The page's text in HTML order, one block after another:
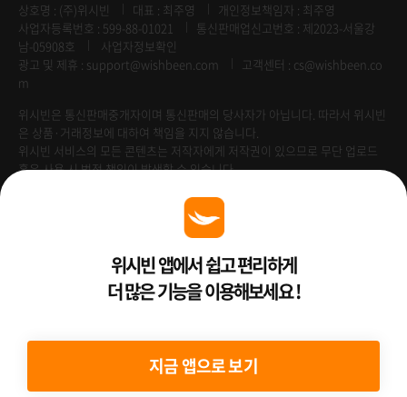
상호명 : (주)위시빈 대표 : 최주영
개인정보책임자 : 최주영
사업자등록번호 : 599-88-01021
통신판매업신고번호 : 제2023-서울강
남-05908호
사업자정보확인
광고 및 제휴 : support@wishbeen.com
고객센터 : cs@wishbeen.co
m
위시빈은 통신판매중개자이며 통신판매의 당사자가 아닙니다. 따라서 위시빈
은 상품·거래정보에 대하여 책임을 지지 않습니다.
위시빈 서비스의 모든 콘텐츠는 저작자에게 저작권이 있으므로 무단 업로드
혹은 사용 시 법적 책임이 발생할 수 있습니다.
Venture Enterprise위시빈 앱에서 쉽고 편리하게
더 많은 기능을 이용해보세요 !
지금 앱으로 보기